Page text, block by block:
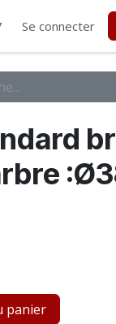
Se connecter
panier